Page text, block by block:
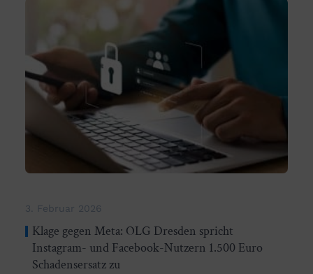
3. Februar 2026
Klage gegen Meta: OLG Dresden spricht
Instagram- und Facebook-Nutzern 1.500 Euro
Schadensersatz zu